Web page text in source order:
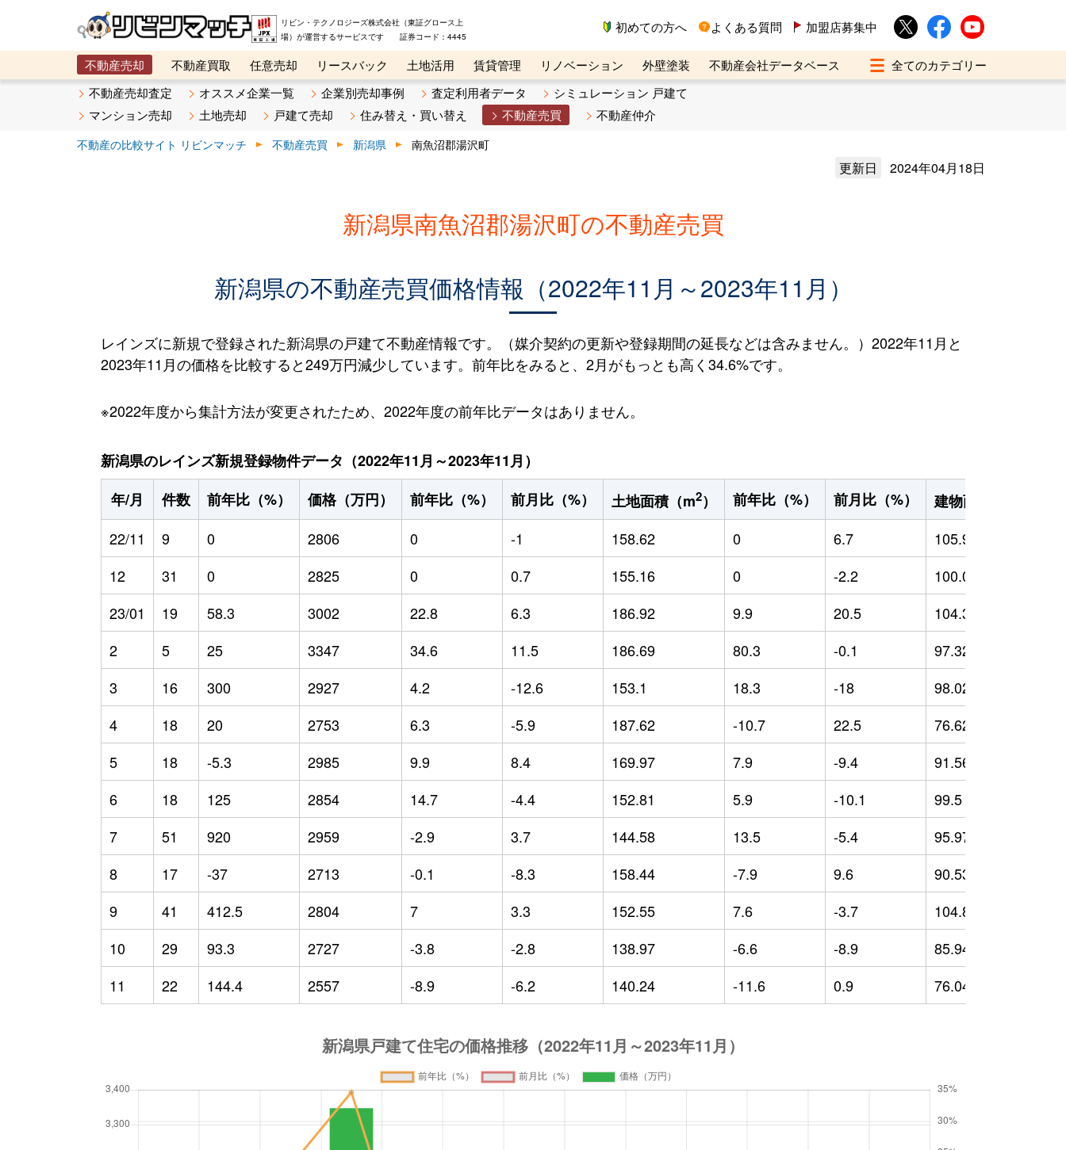
リビン・テクノロジーズ株式会社（東証グロース上
場）が運営するサービスです 証券コード：4445
初めての方へ よくある質問 加盟店募集中
不動産売却 不動産買取 任意売却 リースバック 土地活用 賃貸管理 リノベーション 外壁塗装
不動産会社データベース
メタ住宅展示場
ベスト不動産カンパニー オンライン講座 リビンマガジンBiz 不動産売却ご相談デスク
不動産売却査定 オススメ企業一覧 企業別売却事例 査定利用者データ
シミュレーション 戸建て
マンション売却
土地売却 戸建て売却 住み替え・買い替え 不動産売買 不動産仲介
不動産の比較サイト リビンマッチ 不動産売買 新潟県 南魚沼郡湯沢町
更新日 2024年04月18日
新潟県南魚沼郡湯沢町の不動産売買
新潟県の不動産売買価格情報（2022年11月～2023年11月）
レインズに新規で登録された新潟県の戸建て不動産情報です。（媒介契約の更新や登録期間の延長などは含みません。）2022年11月と
2023年11月の価格を比較すると249万円減少しています。前年比をみると、2月がもっとも高く34.6%です。
※2022年度から集計方法が変更されたため、2022年度の前年比データはありません。
新潟県のレインズ新規登録物件データ（2022年11月～2023年11月）
年/月
件数 前年比（%） 価格（万円） 前年比（%） 前月比（%） 土地面積（m2） 前年比（%） 前月比（%） 建物面積（m
22/11
9 0 2806 0 -1 158.62 0 6.7 105.99
12
31 0 2825 0 0.7 155.16 0 -2.2 100.01
23/01
19 58.3 3002 22.8 6.3 186.92 9.9 20.5 104.33
2
5 25 3347 34.6 11.5 186.69 80.3 -0.1 97.32
3
16 300 2927 4.2 -12.6 153.1 18.3 -18 98.02
4
18 20 2753 6.3 -5.9 187.62 -10.7 22.5 76.62
5
18 -5.3 2985 9.9 8.4 169.97 7.9 -9.4 91.56
6
18 125 2854 14.7 -4.4 152.81 5.9 -10.1 99.5
7
51 920 2959 -2.9 3.7 144.58 13.5 -5.4 95.97
8
17 -37 2713 -0.1 -8.3 158.44 -7.9 9.6 90.53
9
41 412.5 2804 7 3.3 152.55 7.6 -3.7 104.88
10
29 93.3 2727 -3.8 -2.8 138.97 -6.6 -8.9 85.94
11
22 144.4 2557 -8.9 -6.2 140.24 -11.6 0.9 76.04